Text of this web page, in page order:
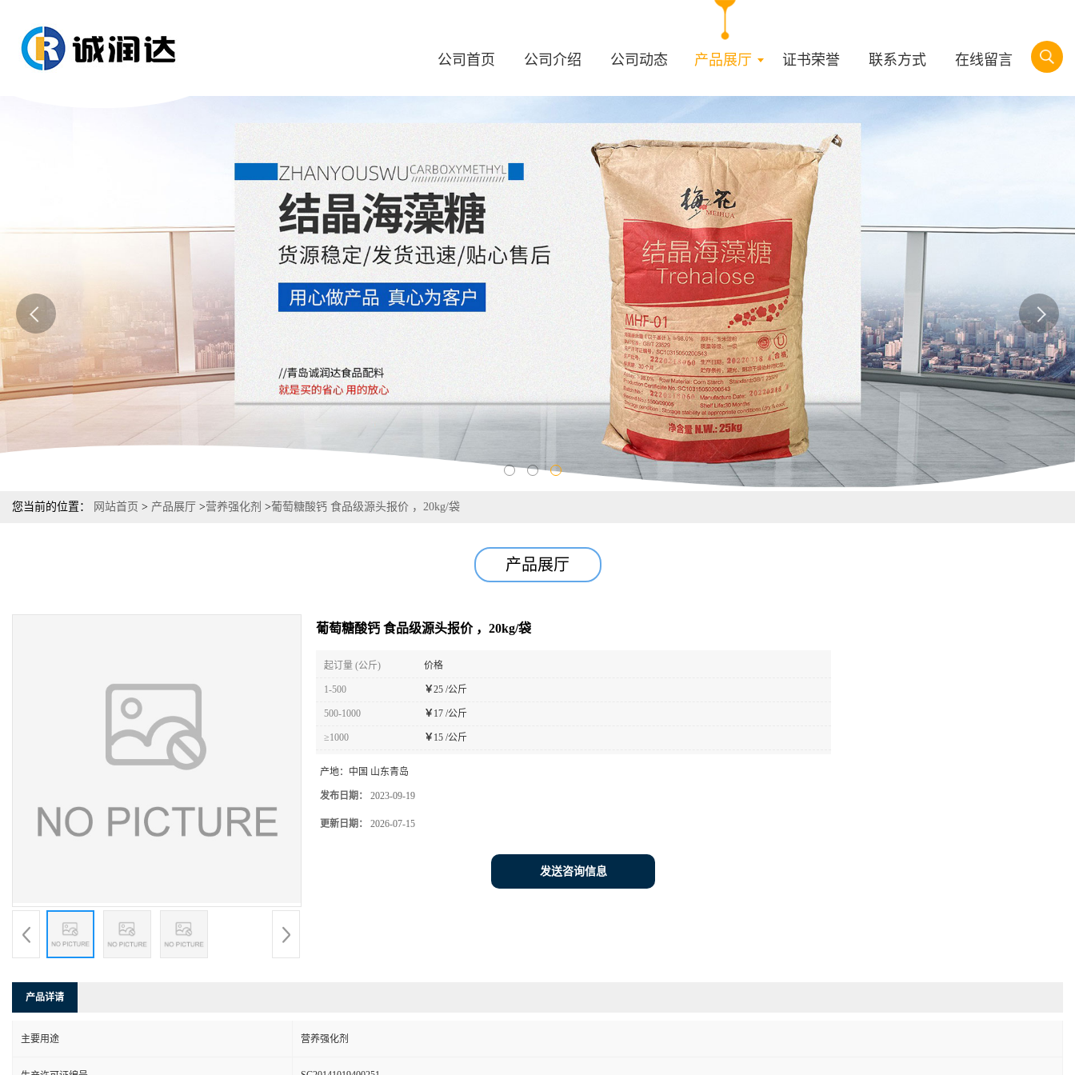
公司首页 公司介绍 公司动态 产品展厅 证书荣誉 联系方式 在线留言
您当前的位置： 网站首页 > 产品展厅 >营养强化剂 >葡萄糖酸钙 食品级源头报价 ，20kg/袋
产品展厅
葡萄糖酸钙 食品级源头报价 ，20kg/袋
起订量 (公斤) 价格
1-500 ￥25 /公斤
500-1000 ￥ 17 /公斤
≥1000 ￥ 15 /公斤
产地： 中国 山东青岛
发布日期： 2023-09-19
更新日期： 2026-07-15
发送咨询信息
产品详请
主要用途 营养强化剂